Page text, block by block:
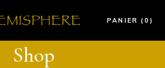
PANIER (0)
Shop